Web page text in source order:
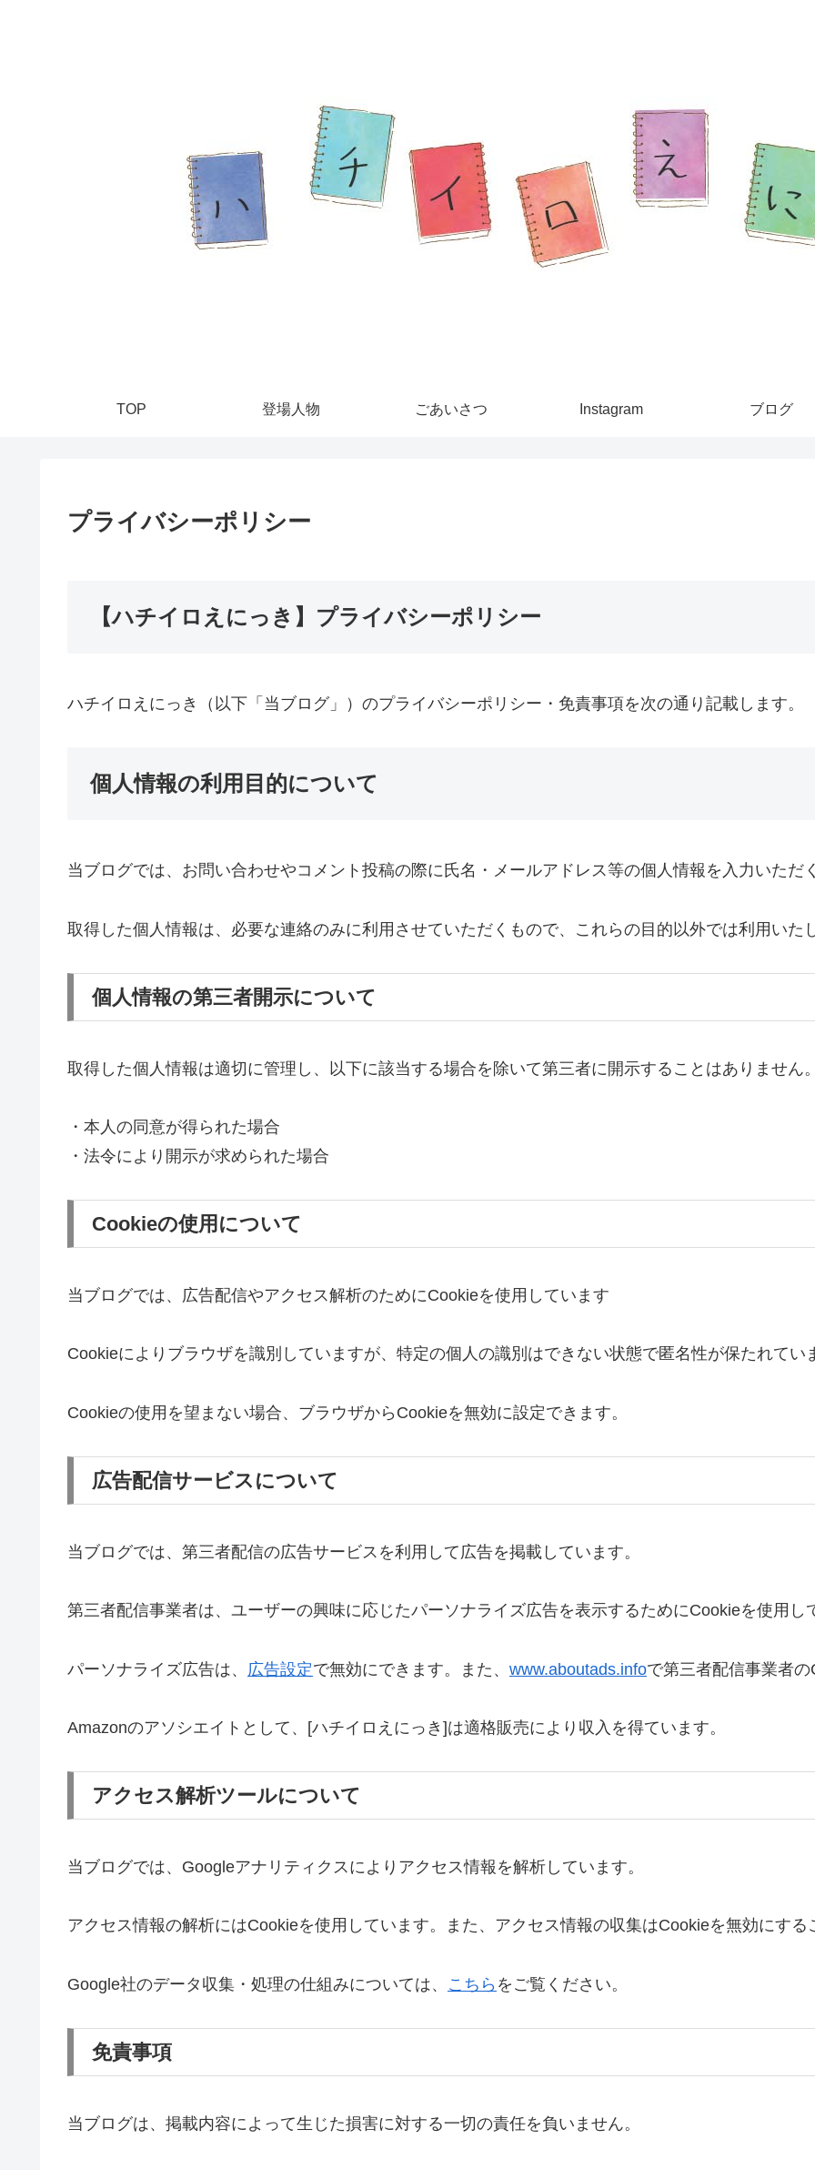
TOP 登場人物 ごあいさつ Instagram ブログ
プライバシーポリシー
【ハチイロえにっき】プライバシーポリシー
ハチイロえにっき（以下「当ブログ」）のプライバシーポリシー・免責事項を次の通り記載します。
個人情報の利用目的について
当ブログでは、お問い合わせやコメント投稿の際に氏名・メールアドレス等の個人情報を入力いただ
取得した個人情報は、必要な連絡のみに利用させていただくもので、これらの目的以外では利用いた
個人情報の第三者開示について
取得した個人情報は適切に管理し、以下に該当する場合を除いて第三者に開示することはありません。
・本人の同意が得られた場合
・法令により開示が求められた場合
Cookieの使用について
当ブログでは、広告配信やアクセス解析のためにCookieを使用しています
Cookieによりブラウザを識別していますが、特定の個人の識別はできない状態で匿名性が保たれてい
Cookieの使用を望まない場合、ブラウザからCookieを無効に設定できます。
広告配信サービスについて
当ブログでは、第三者配信の広告サービスを利用して広告を掲載しています。
第三者配信事業者は、ユーザーの興味に応じたパーソナライズ広告を表示するためにCookieを使用し
パーソナライズ広告は、 広告設定で無効にできます。また、 www.aboutads.infoで第三者配信事業者の
Amazonのアソシエイトとして、[ハチイロえにっき]は適格販売により収入を得ています。
アクセス解析ツールについて
当ブログでは、Googleアナリティクスによりアクセス情報を解析しています。
アクセス情報の解析にはCookieを使用しています。また、アクセス情報の収集はCookieを無効にする
Google社のデータ収集・処理の仕組みについては、 こちら をご覧ください。
免責事項
当ブログは、掲載内容によって生じた損害に対する一切の責任を負いません。